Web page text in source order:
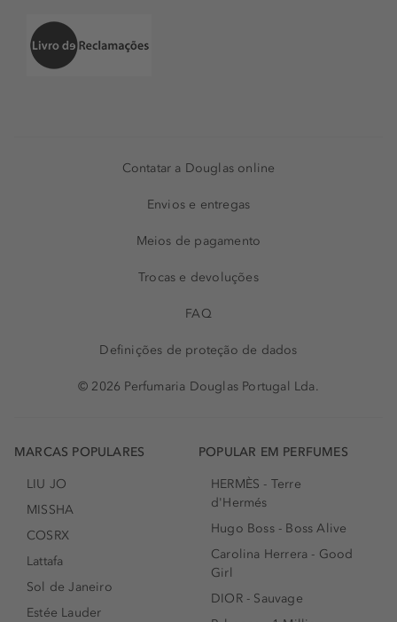
Contatar a Douglas online
Envios e entregas
Meios de pagamento
Trocas e devoluções
FAQ
Definições de proteção de dados
© 2026 Perfumaria Douglas Portugal Lda.
MARCAS POPULARES
LIU JO
MISSHA
COSRX
Lattafa
Sol de Janeiro
Estée Lauder
POPULAR EM PERFUMES
HERMÈS - Terre
d'Hermés
Hugo Boss - Boss Alive
Carolina Herrera - Good
Girl
DIOR - Sauvage